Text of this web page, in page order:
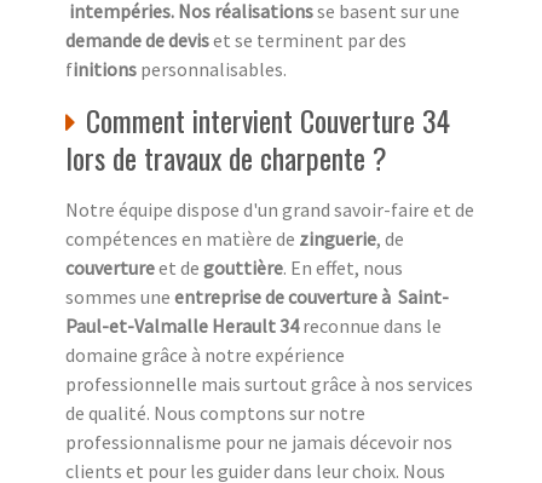
intempéries. Nos réalisationsse basent sur une
demande de deviset se terminent par des
finitions personnalisables.
Comment intervient Couverture 34
lors de travaux de charpente ?
Notre équipe dispose d'un grand savoir-faire et de
compétences en matière de zinguerie, de
couvertureet de gouttière. En effet, nous
sommes une entreprise de couverture à Saint-
Paul-et-Valmalle Herault 34reconnue dans le
domaine grâce à notre expérience
professionnelle mais surtout grâce à nos services
de qualité. Nous comptons sur notre
professionnalisme pour ne jamais décevoir nos
clients et pour les guider dans leur choix. Nous